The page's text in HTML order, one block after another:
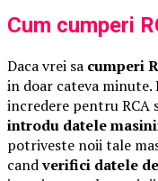
Cum cumperi
Daca vrei sa cumperi
in doar cateva minute.
incredere pentru RCA
introdu datele
potriveste noii tale
candverifici datele